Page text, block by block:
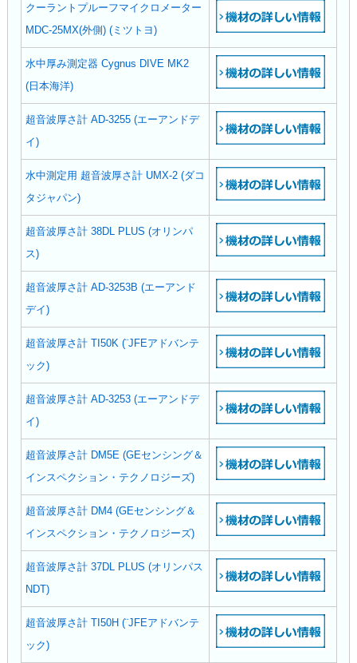
クーラントプルーフマイクロメーター
MDC-25MX(外側) (ミツトヨ)
水中厚み測定器 Cygnus DIVE MK2
(日本海洋)
超音波厚さ計 AD-3255 (エーアンドデ
イ)
水中測定用 超音波厚さ計 UMX-2 (ダコ
タジャパン)
超音波厚さ計 38DL PLUS (オリンパ
ス)
超音波厚さ計 AD-3253B (エーアンド
デイ)
超音波厚さ計 TI50K (¨JFEアドバンテ
ック)
超音波厚さ計 AD-3253 (エーアンドデ
イ)
超音波厚さ計 DM5E (GEセンシング＆
インスペクション・テクノロジーズ)
超音波厚さ計 DM4 (GEセンシング＆
インスペクション・テクノロジーズ)
超音波厚さ計 37DL PLUS (オリンパス
NDT)
超音波厚さ計 TI50H (¨JFEアドバンテ
ック)